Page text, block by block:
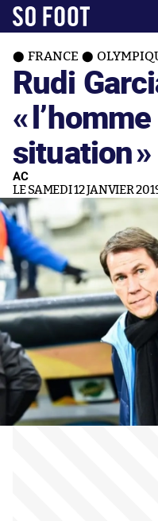
FRANCE
Rudi
«
situation»
AC
LE SAMEDI 12 JANVIER